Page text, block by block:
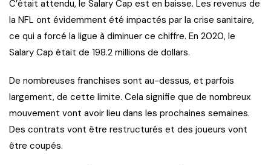
C’était attendu, le Salary Cap est en baisse. Les revenus de
la NFL ont évidemment été impactés par la crise sanitaire,
ce qui a forcé la ligue à diminuer ce chiffre. En 2020, le
Salary Cap était de 198.2 millions de dollars.
De nombreuses franchises sont au-dessus, et parfois
largement, de cette limite. Cela signifie que de nombreux
mouvement vont avoir lieu dans les prochaines semaines.
Des contrats vont être restructurés et des joueurs vont
être coupés.